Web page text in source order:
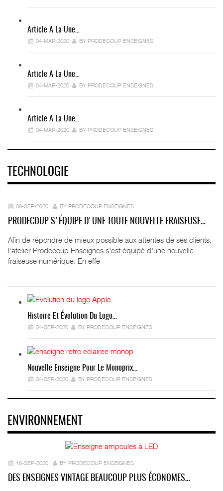
Article A La Une…
04-MAR-2020 BY PRODECOUP ENSEIGNES
Article A La Une…
04-MAR-2020 BY PRODECOUP ENSEIGNES
Article A La Une…
04-MAR-2020 BY PRODECOUP ENSEIGNES
TECHNOLOGIE
09-SEP-2020 BY PRODECOUP ENSEIGNES
PRODECOUP S'ÉQUIPE D'UNE TOUTE NOUVELLE FRAISEUSE…
Afin de répondre de mieux possible aux attentes de ses clients,
l’atelier Prodecoup Enseignes s'est équipé d'une nouvelle
fraiseuse numérique. En effe
Histoire Et Évolution Du Logo…
04-SEP-2020 BY PRODECOUP ENSEIGNES
Nouvelle Enseigne Pour Le Monoprix…
04-SEP-2020 BY PRODECOUP ENSEIGNES
ENVIRONNEMENT
15-SEP-2020 BY PRODECOUP ENSEIGNES
DES ENSEIGNES VINTAGE BEAUCOUP PLUS ÉCONOMES…